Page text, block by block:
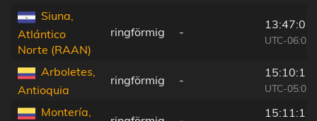
Siuna,
Atlántico
Norte (RAAN)
ringförmig -
13:47:07
UTC-06:00
Arboletes,
Antioquia
ringförmig -
15:10:17
UTC-05:00
Montería,
15:11:16